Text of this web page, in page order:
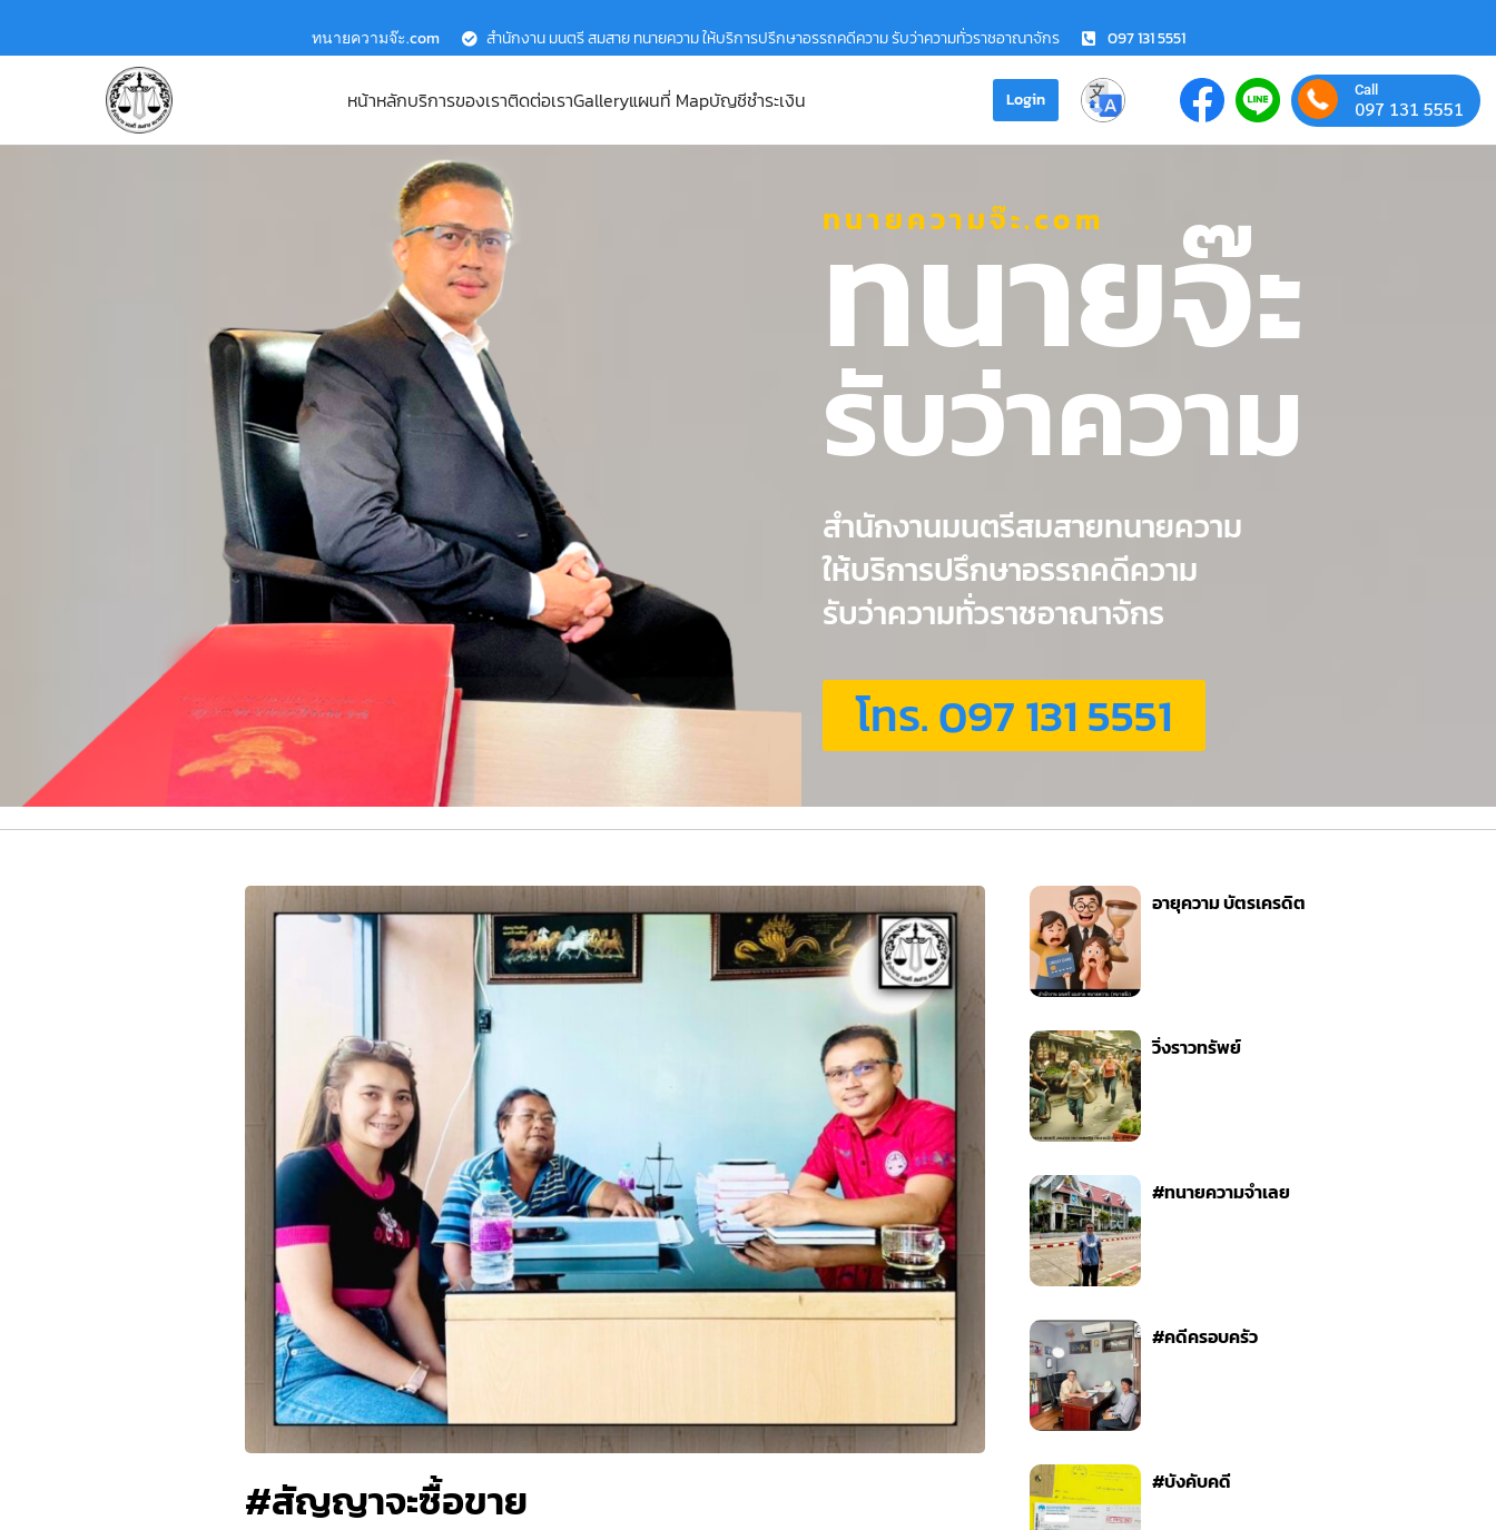
ทนายความจ๊ะ.com สำนักงาน มนตรี สมสาย ทนายความ ให้บริการปรึกษาอรรถคดีความ รับว่าความทั่วราชอาณาจักร 097 131 5551
หน้าหลักบริการของเราติดต่อเราGalleryแผนที่ Mapบัญชีชำระเงิน Login Call
097 131 5551
ทนายความจ๊ะ.com
ทนายจ๊ะ
รับว่าความ
สำนักงานมนตรีสมสายทนายความ
ให้บริการปรึกษาอรรถคดีความ
รับว่าความทั่วราชอาณาจักร
โทร. 097 131 5551
#สัญญาจะซื้อขาย
อายุความ บัตรเครดิต
วิ่งราวทรัพย์
#ทนายความจำเลย
#คดีครอบครัว
#บังคับคดี